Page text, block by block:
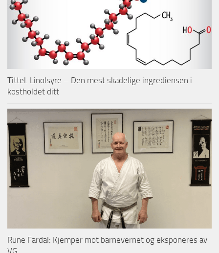
Tittel: Linolsyre – Den mest skadelige ingrediensen i
kostholdet ditt
Rune Fardal: Kjemper mot barnevernet og eksponeres av